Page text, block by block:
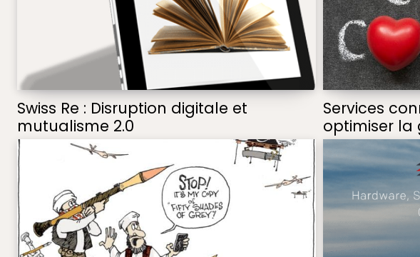
Swiss Re : Disruption digitale et
mutualisme 2.0
Services
optimiser la